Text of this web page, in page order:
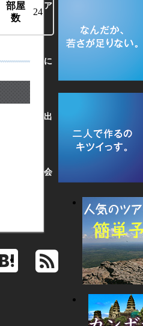
部屋
数
24
ア
に
出
会